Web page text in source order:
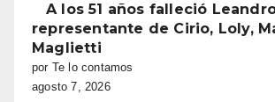
A los 51 años falleció
representante de Cirio, Loly,
Maglietti
por Te lo contamos
agosto 7, 2026